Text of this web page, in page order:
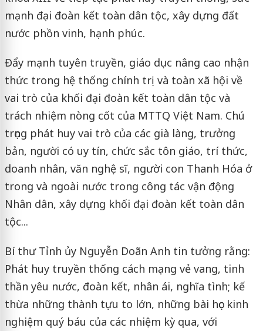
mạnh đại đoàn kết toàn dân tộc, xây dựng đất
nước phồn vinh, hạnh phúc.
Đẩy mạnh tuyên truyền, giáo dục nâng cao nhận
thức trong hệ thống chính trị và toàn xã hội về
vai trò của khối đại đoàn kết toàn dân tộc và
trách nhiệm nòng cốt của MTTQ Việt Nam. Chú
trọng phát huy vai trò của các già làng, trưởng
bản, người có uy tín, chức sắc tôn giáo, trí thức,
doanh nhân, văn nghệ sĩ, người con Thanh Hóa ở
trong và ngoài nước trong công tác vận động
Nhân dân, xây dựng khối đại đoàn kết toàn dân
tộc...
Bí thư Tỉnh ủy Nguyễn Doãn Anh tin tưởng rằng:
Phát huy truyền thống cách mạng vẻ vang, tinh
thần yêu nước, đoàn kết, nhân ái, nghĩa tình; kế
thừa những thành tựu to lớn, những bài học kinh
nghiệm quý báu của các nhiệm kỳ qua, với